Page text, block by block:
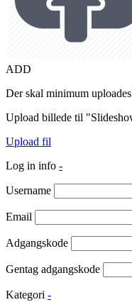
ADD
Der skal minimum
Upload billede til
Upload fil
Log in info -
Username
Email
Adgangskode
Gentag adgangskode
Kategori -